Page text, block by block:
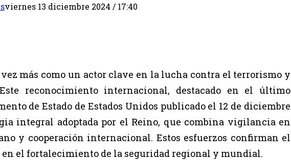
viernes 13 diciembre 2024 / 17:40
más como un actor clave en la lucha contra el terrorismo y
reconocimiento internacional, destacado en el último
de Estado de Estados Unidos publicado el 12 de diciembre
integral adoptada por el Reino, que combina vigilancia en
y cooperación internacional. Estos esfuerzos confirman el
en el fortalecimiento de la seguridad regional y mundial.